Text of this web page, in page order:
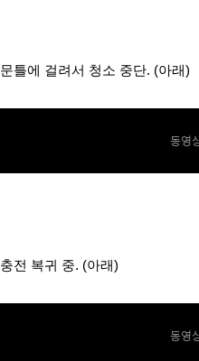
문틀에 걸려서 청소 중단. (아래)
동영
충전 복귀 중. (아래)
동영